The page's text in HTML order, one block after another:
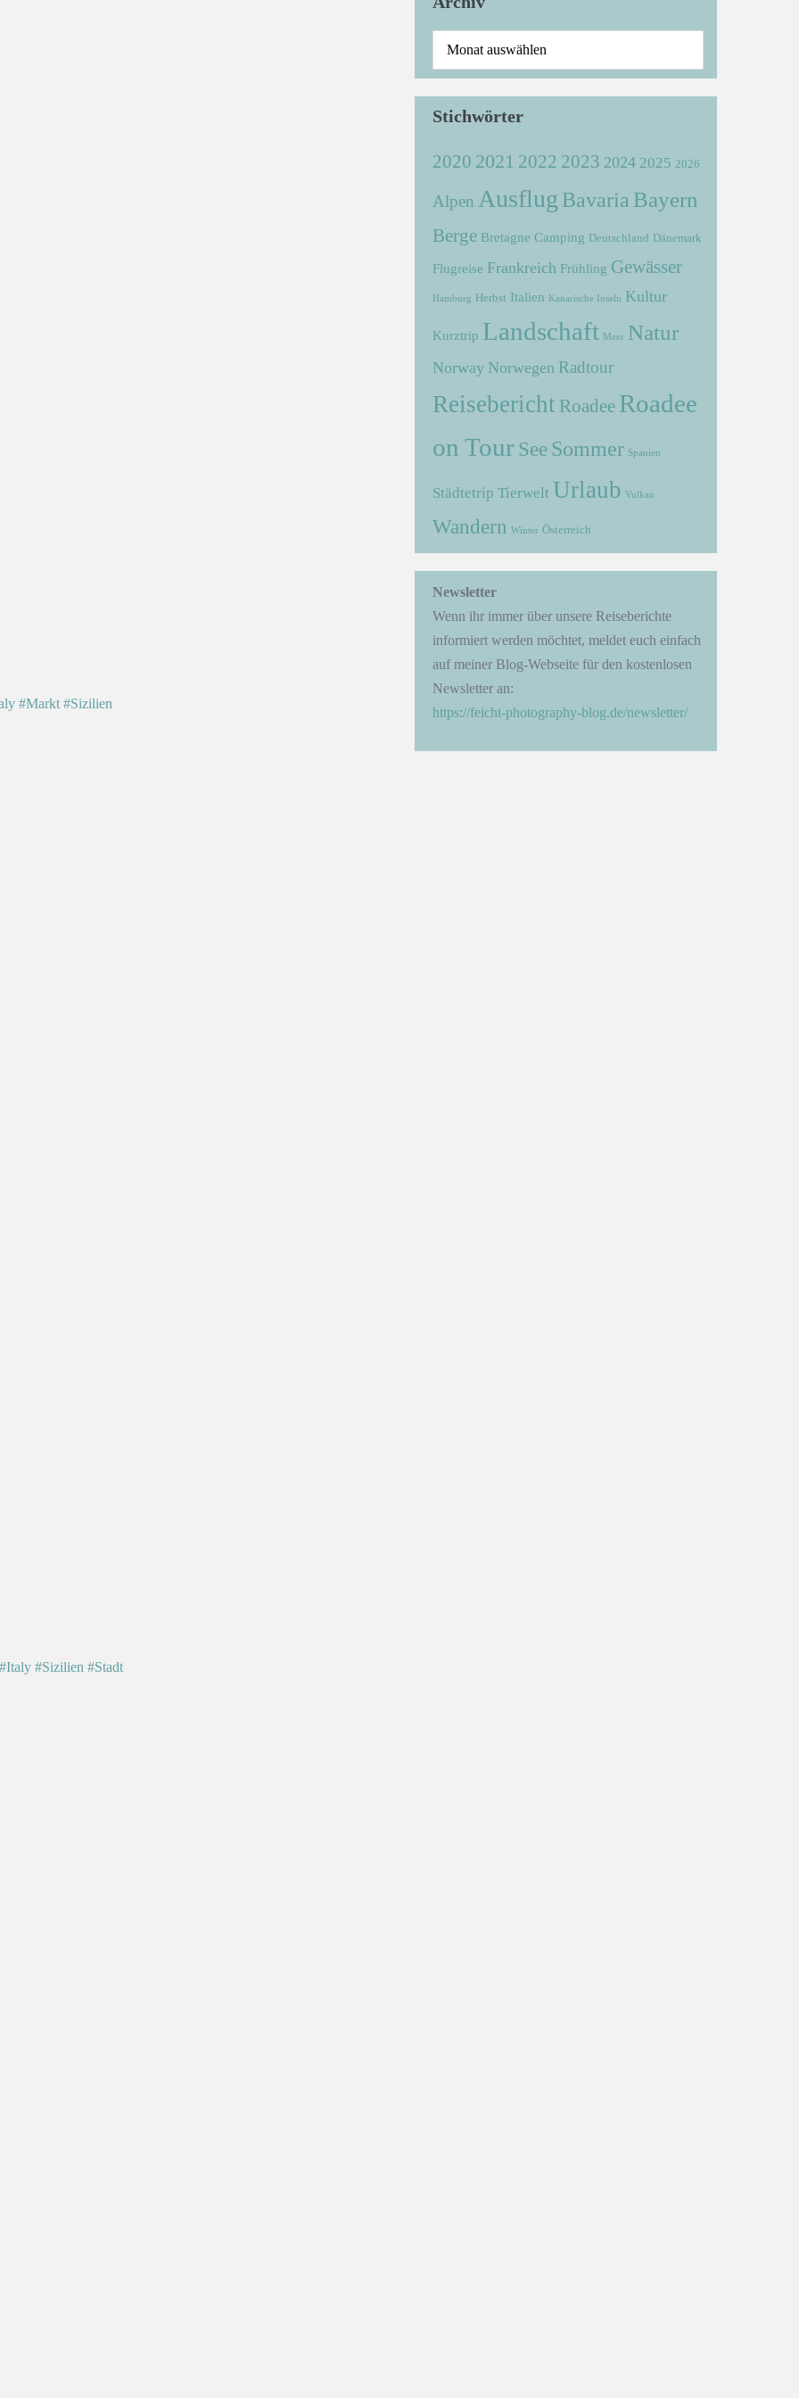
#Markt #Sizilien
#Italy #Sizilien #Stadt
Stichwörter
2020 2021 2022 2023 2024 2025 2026
Alpen Ausflug Bavaria Bayern
Berge Bretagne Camping Deutschland Dänemark
Flugreise Frankreich Frühling Gewässer
Hamburg Herbst Italien Kanarische Inseln Kultur
Kurztrip Landschaft Meer Natur
Norway Norwegen Radtour
Reisebericht Roadee Roadee
on Tour See Sommer Spanien
Städtetrip Tierwelt Urlaub Vulkan
Wandern Winter Österreich
Newsletter
Wenn ihr immer über unsere Reiseberichte
informiert werden möchtet, meldet euch einfach
auf meiner Blog-Webseite für den kostenlosen
Newsletter an:
https://feicht-photography-blog.de/newsletter/